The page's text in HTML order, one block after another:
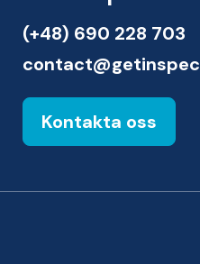
(+48) 690 228 703
Kontakta oss